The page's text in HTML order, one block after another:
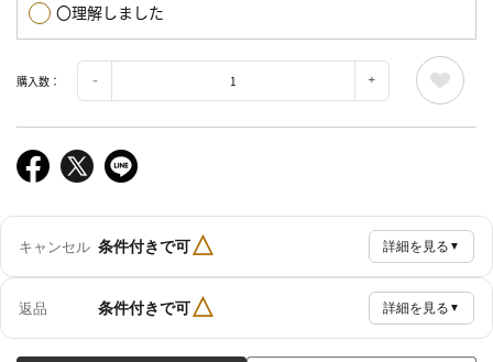
〇理解しました
購入数：
キャンセル 条件付きで可△ 詳細を見る ▼
返品 条件付きで可△ 詳細を見る ▼